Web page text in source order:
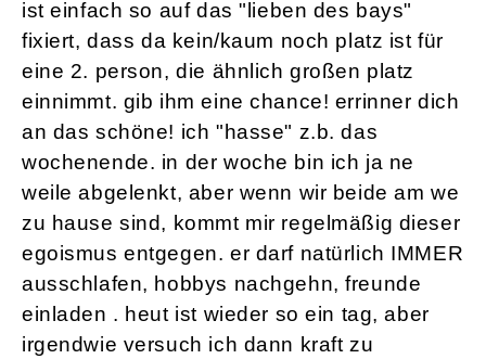
ist einfach so auf das "lieben des bays"
fixiert, dass da kein/kaum noch platz ist für
eine 2. person, die ähnlich großen platz
einnimmt. gib ihm eine chance! errinner dich
an das schöne! ich "hasse" z.b. das
wochenende. in der woche bin ich ja ne
weile abgelenkt, aber wenn wir beide am we
zu hause sind, kommt mir regelmäßig dieser
egoismus entgegen. er darf natürlich IMMER
ausschlafen, hobbys nachgehn, freunde
einladen . heut ist wieder so ein tag, aber
irgendwie versuch ich dann kraft zu